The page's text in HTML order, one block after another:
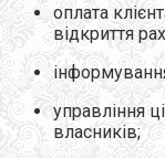
оплата
відкриття
управління
власників;